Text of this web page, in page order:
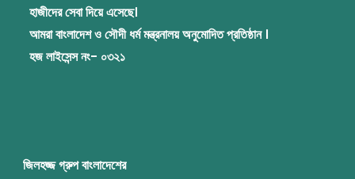
হাজীদের সেবা দিয়ে এসেছে।
আমরা বাংলাদেশ ও সৌদী ধর্ম মন্ত্রনালয় অনুমোদিত প্রতিষ্ঠান ।
হজ লাইসেন্স নং- ০৩২১
জিলহজ্জ গ্রুপ বাংলাদেশের